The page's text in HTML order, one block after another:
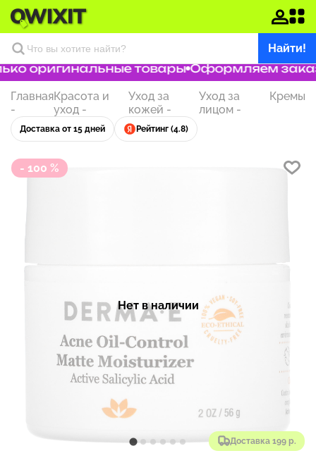
Найти!
оригинальные товары Оформляем заказ
Главная
-
Красота и
уход -
Уход за
кожей -
Уход за
лицом -
Кремы
Доставка от 15 дней Рейтинг (4.8)
- 100 %
Доставка 199 р.
Нет в наличии